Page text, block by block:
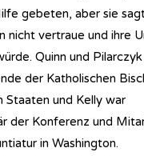
gebeten, aber sie
nicht vertraue und ihre
Quinn und Pilarczyk
der Katholischen
Staaten und Kelly war
der Konferenz und
in Washington.